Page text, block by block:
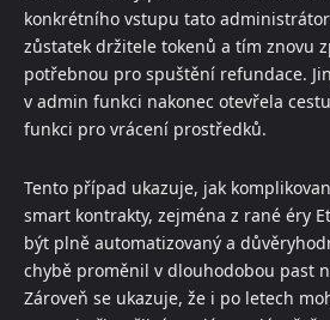
konkrétního vstupu tato
zůstatek držitele tokenů a tím znovu
potřebnou pro spuštění refundace.
v admin funkci nakonec otevřela
funkci pro vrácení prostředků.
Tento případ ukazuje, jak
smart kontrakty, zejména z rané éry
být plně automatizovaný a
chybě proměnil v dlouhodobou past
Zároveň se ukazuje, že i po letech